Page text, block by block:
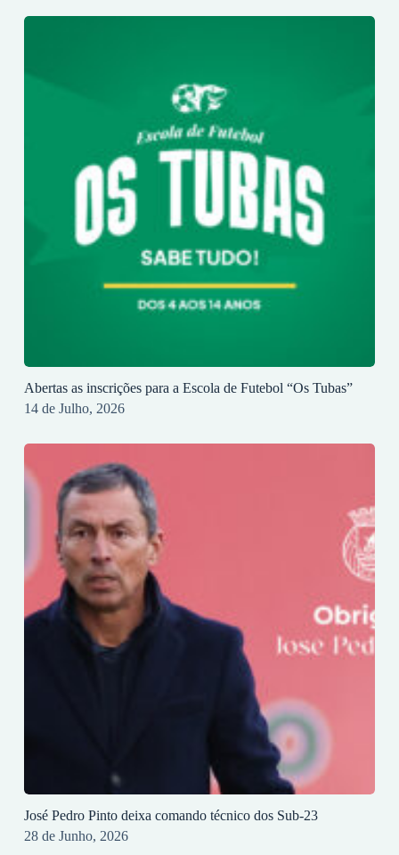
Abertas as inscrições para a Escola de Futebol “Os Tubas”
14 de Julho, 2026
José Pedro Pinto deixa comando técnico dos Sub-23
28 de Junho, 2026